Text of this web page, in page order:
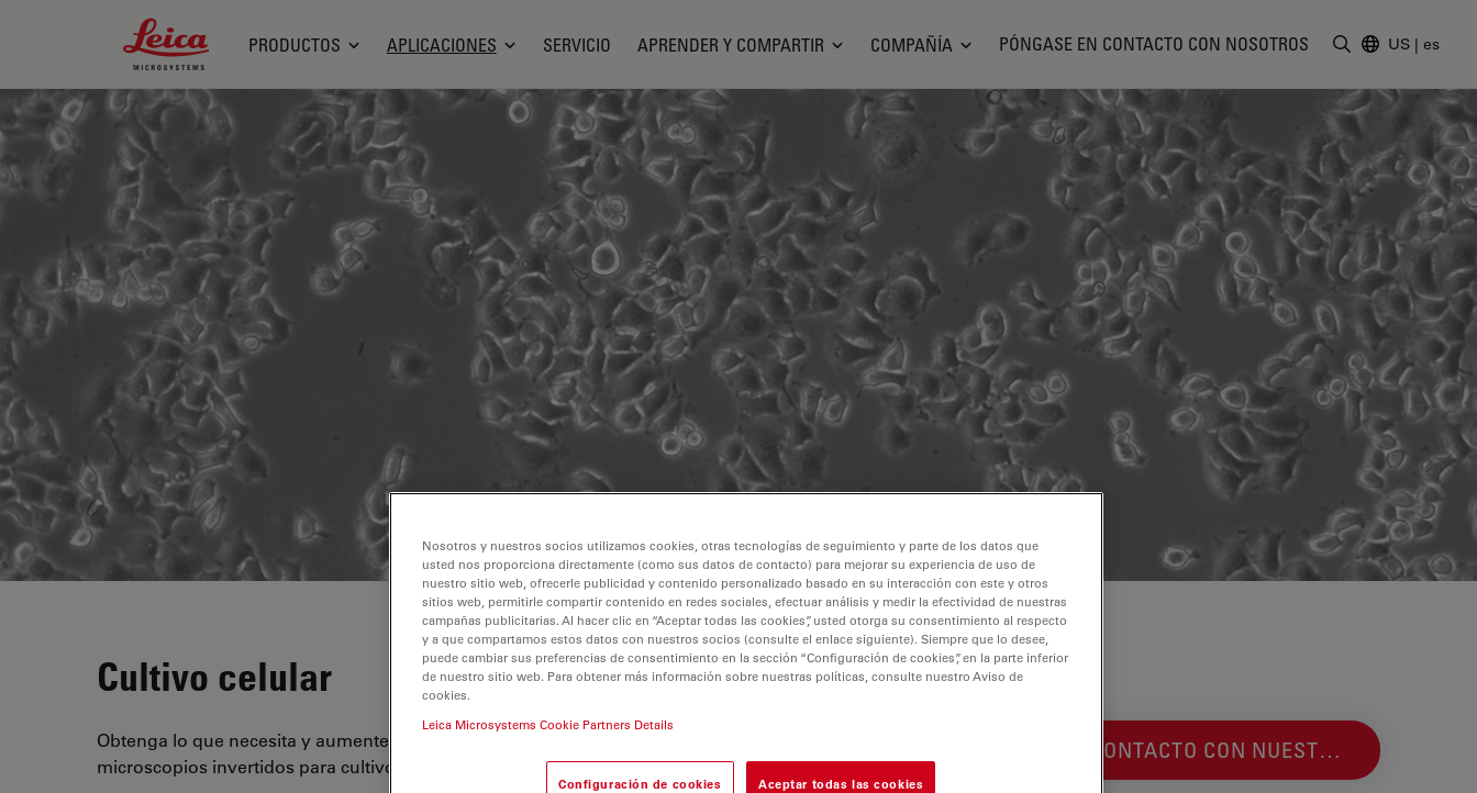
Leica Microsystems Logo
PRODUCTOS APLICACIONES SERVICIO APRENDER Y COMPARTIR COMPAÑÍA PÓNGASE EN CONTACTO CON NOSOTROS US | es
Cultivo celular
Obtenga lo que necesita y aumente la eficiencia de su flujo de trabajo con los
microscopios invertidos para cultivos celulares y de tejidos de Leica Microsystems.
PÓNGASE DE CONTACTO CON NUESTROS EXPERTOS
Nosotros y nuestros socios utilizamos cookies, otras tecnologías de seguimiento y parte de los datos que
usted nos proporciona directamente (como sus datos de contacto) para mejorar su experiencia de uso de
nuestro sitio web, ofrecerle publicidad y contenido personalizado basado en su interacción con este y otros
sitios web, permitirle compartir contenido en redes sociales, efectuar análisis y medir la efectividad de nuestras
campañas publicitarias. Al hacer clic en “Aceptar todas las cookies”, usted otorga su consentimiento al respecto
y a que compartamos estos datos con nuestros socios (consulte el enlace siguiente). Siempre que lo desee,
puede cambiar sus preferencias de consentimiento en la sección “Configuración de cookies”, en la parte inferior
de nuestro sitio web. Para obtener más información sobre nuestras políticas, consulte nuestro Aviso de
cookies.
Leica Microsystems Cookie Partners Details
Configuración de cookies Aceptar todas las cookies